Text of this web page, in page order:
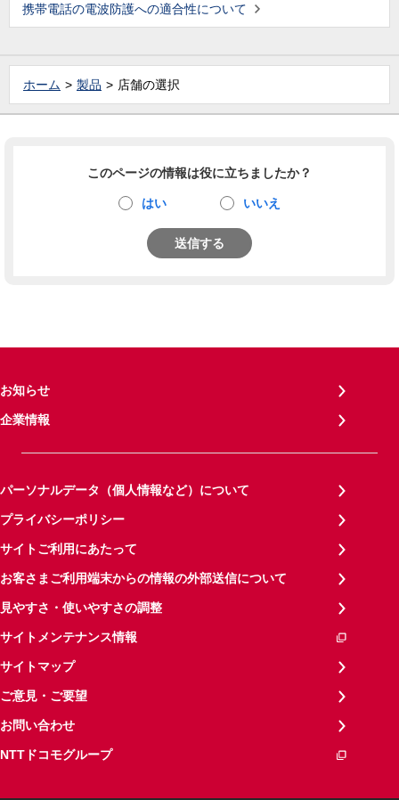
携帯電話の電波防護への適合性について
ホーム 製品 店舗の選択
このページの情報は役に立ちましたか？
はい いいえ
送信する
お知らせ
企業情報
パーソナルデータ（個人情報など）について
プライバシーポリシー
サイトご利用にあたって
お客さまご利用端末からの情報の外部送信について
見やすさ・使いやすさの調整
サイトメンテナンス情報
サイトマップ
ご意見・ご要望
お問い合わせ
NTTドコモグループ